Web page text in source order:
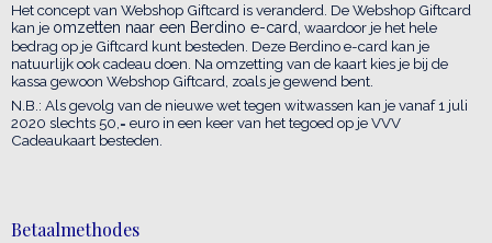
Het concept van Webshop Giftcard is veranderd. De Webshop Giftcard
kan je omzetten naar een Berdino e-card, waardoor je het hele
bedrag op je Giftcard kunt besteden. Deze Berdino e-card kan je
natuurlijk ook cadeau doen. Na omzetting van de kaart kies je bij de
kassa gewoon Webshop Giftcard, zoals je gewend bent.
N.B.: Als gevolg van de nieuwe wet tegen witwassen kan je vanaf 1 juli
2020 slechts 50,= euro in een keer van het tegoed op je VVV
Cadeaukaart besteden.
Betaalmethodes